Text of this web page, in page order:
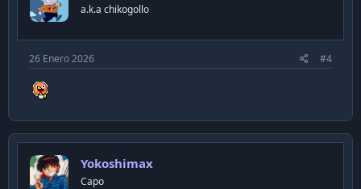
a.k.a chikogollo
26 Enero 2026 #4
Yokoshimax
Capo